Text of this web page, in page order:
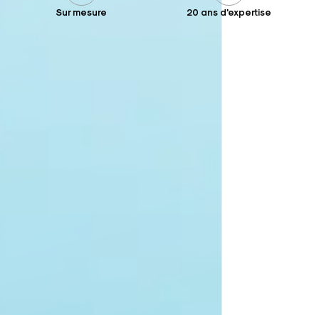
Sur mesure 20 ans d'expertise